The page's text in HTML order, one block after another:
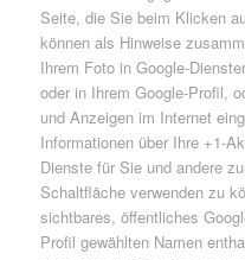
Seite, die Sie beim Klicken
können als Hinweise
Ihrem Foto in Google-
oder in Ihrem Google-Profil,
und Anzeigen im Internet
Informationen über Ihre +1-
Dienste für Sie und andere
Schaltfläche verwenden zu
sichtbares, öffentliches
Profil gewählten Namen